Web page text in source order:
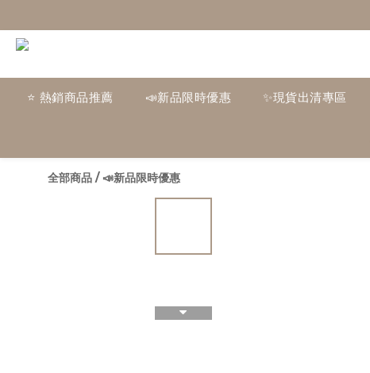
⭐ 熱銷商品推薦 📣新品限時優惠 ✨現貨出清專區
全部商品 / 📣新品限時優惠